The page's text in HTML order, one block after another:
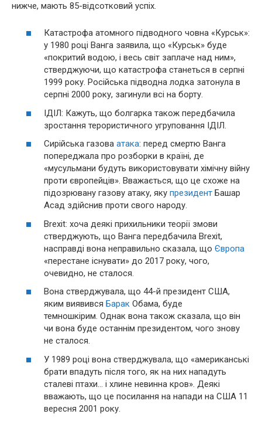
нижче, мають 85-відсотковий успіх.
Катастрофа атомного підводного човна «Курськ»:
у 1980 році Ванга заявила, що «Курськ» буде
«покритий водою, і весь світ заплаче над ним»,
стверджуючи, що катастрофа станеться в серпні
1999 року. Російська підводна лодка затонула в
серпні 2000 року, загинули всі на борту.
ІДІЛ: Кажуть, що болгарка також передбачила
зростання терористичного угруповання ІДІЛ.
Сирійська газова атака: перед смертю Ванга
попереджала про розборки в країні, де
«мусульмани будуть використовувати хімічну війну
проти європейців». Вважається, що це схоже на
підозрювану газову атаку, яку президент Башар
Асад здійснив проти свого народу.
Brexit: хоча деякі прихильники теорії змови
стверджують, що Ванга передбачила Brexit,
насправді вона неправильно сказала, що Європа
«перестане існувати» до 2017 року, чого,
очевидно, не сталося.
Вона стверджувала, що 44-й президент США,
яким виявився Барак Обама, буде
темношкірим. Однак вона також сказала, що він
чи вона буде останнім президентом, чого знову
не сталося.
У 1989 році вона стверджувала, що «американські
брати впадуть після того, як на них нападуть
сталеві птахи… і хлине невинна кров». Деякі
вважають, що це посилання на напади на США 11
вересня 2001 року.